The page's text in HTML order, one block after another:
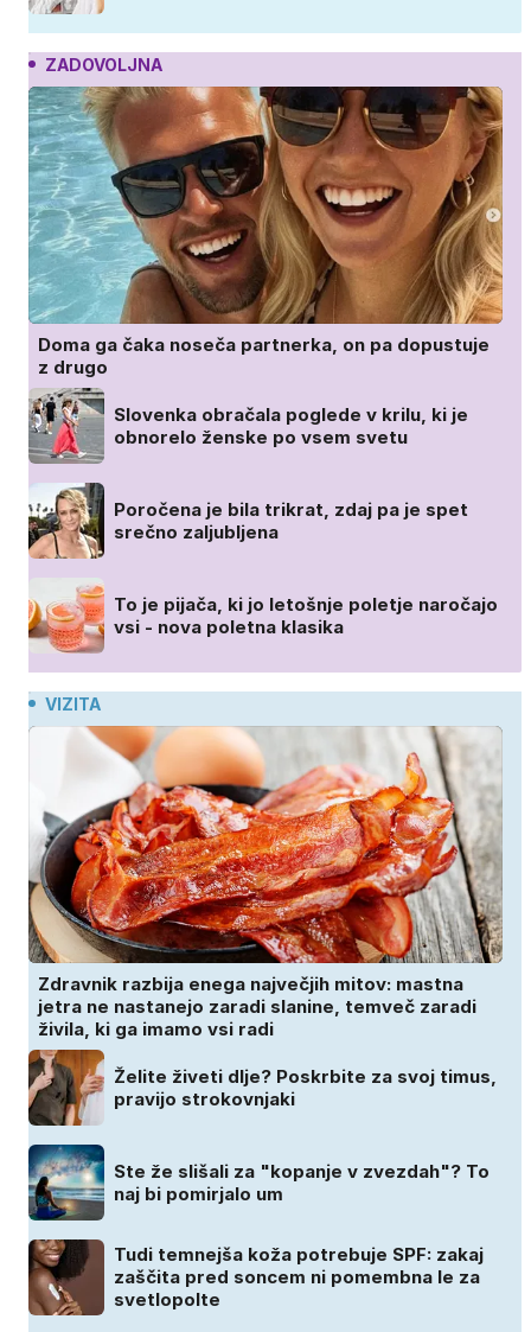
ZADOVOLJNA
Doma ga čaka noseča partnerka, on pa dopustuje
z drugo
Slovenka obračala poglede v krilu, ki je
obnorelo ženske po vsem svetu
Poročena je bila trikrat, zdaj pa je spet
srečno zaljubljena
To je pijača, ki jo letošnje poletje naročajo
vsi - nova poletna klasika
VIZITA
Zdravnik razbija enega največjih mitov: mastna
jetra ne nastanejo zaradi slanine, temveč zaradi
živila, ki ga imamo vsi radi
Želite živeti dlje? Poskrbite za svoj timus,
pravijo strokovnjaki
Ste že slišali za "kopanje v zvezdah"? To
naj bi pomirjalo um
Tudi temnejša koža potrebuje SPF: zakaj
zaščita pred soncem ni pomembna le za
svetlopolte